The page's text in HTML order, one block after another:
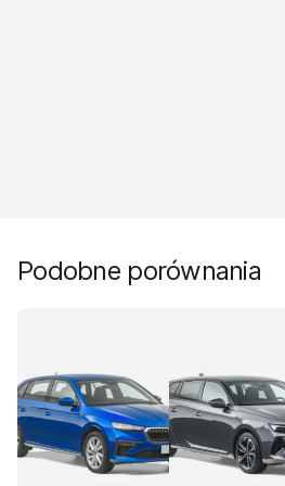
Podobne porównania